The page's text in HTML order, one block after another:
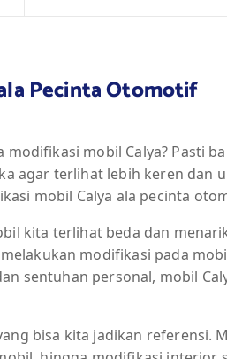
Pecinta Otomotif
mobil Calya? Pasti
agar terlihat lebih keren dan
mobil Calya ala pecinta
kita terlihat beda dan
modifikasi pada
sentuhan personal, mobil
bisa kita jadikan referensi.